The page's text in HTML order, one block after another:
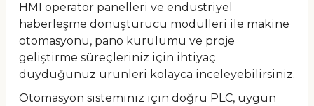
HMI operatör panelleri ve endüstriyel
haberleşme dönüştürücü modülleri ile makine
otomasyonu, pano kurulumu ve proje
geliştirme süreçleriniz için ihtiyaç
duyduğunuz ürünleri kolayca inceleyebilirsiniz.
Otomasyon sisteminiz için doğru PLC, uygun